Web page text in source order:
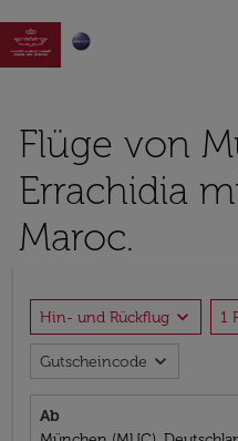

Flüge von
Errachidia
Maroc.
Hin- und Rückflug expand_more 1
Gutscheincode expand_more
Ab